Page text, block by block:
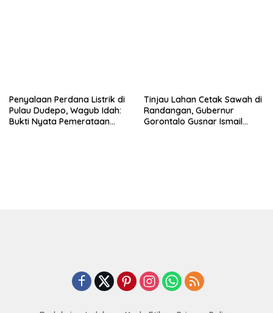
Penyalaan Perdana Listrik di
Pulau Dudepo, Wagub Idah:
Bukti Nyata Pemerataan
Tinjau Lahan Cetak Sawah di
Randangan, Gubernur
Gorontalo Gusnar Ismail